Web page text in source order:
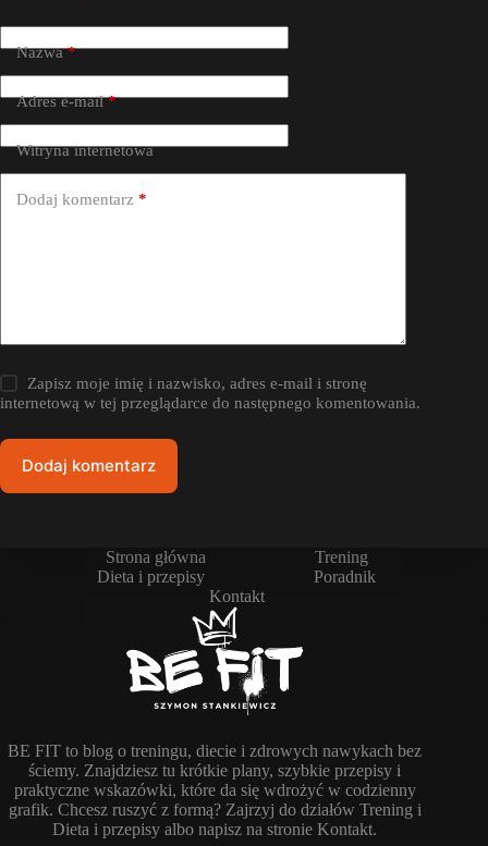
Nazwa*
Adres e-mail*
Witryna internetowa
Dodaj komentarz *
Zapisz moje imię i nazwisko, adres e-mail i stronę
internetową w tej przeglądarce do następnego komentowania.
Dodaj komentarz
Strona główna
Trening
Dieta i przepisy
Poradnik
Kontakt
BE FIT to blog o treningu, diecie i zdrowych nawykach bez
ściemy. Znajdziesz tu krótkie plany, szybkie przepisy i
praktyczne wskazówki, które da się wdrożyć w codzienny
grafik. Chcesz ruszyć z formą? Zajrzyj do działów Trening i
Dieta i przepisy albo napisz na stronie Kontakt.